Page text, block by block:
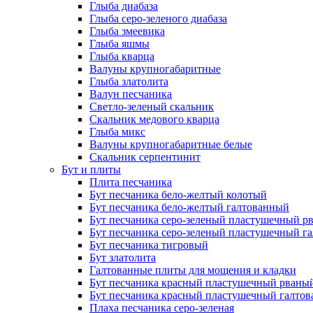
Глыба диабаза
Глыба серо-зеленого диабаза
Глыба змеевика
Глыба яшмы
Глыба кварца
Валуны крупногабаритные
Глыба златолита
Валун песчаника
Светло-зеленый скальник
Скальник медового кварца
Глыба микс
Валуны крупногабаритные белые
Скальник серпентинит
Бут и плиты
Плита песчаника
Бут песчаника бело-желтый колотый
Бут песчаника бело-желтый галтованный
Бут песчаника серо-зеленый пластушечный
Бут песчаника серо-зеленый пластушечный
Бут песчаника тигровый
Бут златолита
Галтованные плиты для мощения и кладки
Бут песчаника красный пластушечный
Бут песчаника красный пластушечный
Плаха песчаника серо-зеленая